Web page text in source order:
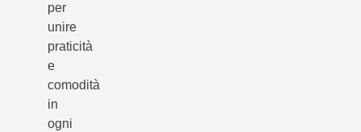
per
unire
praticità
e
comodità
in
ogni